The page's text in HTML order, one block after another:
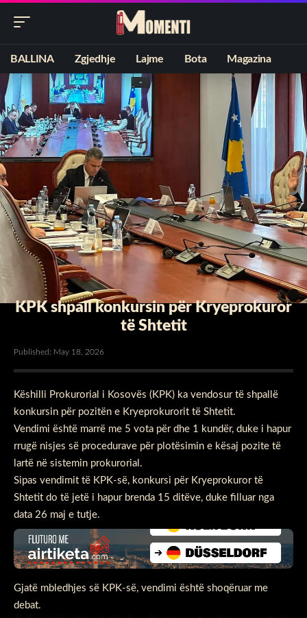
BALLINA Zgjedhje Lajme Bota Magazina
KPK shpall konkursin për Kryeprokuror
të Shtetit
Published: May 18, 2026
Këshilli Prokurorial i Kosovës (KPK) ka vendosur të shpallë
konkursin për pozitën e Kryeprokurorit të Shtetit.
Vendimi është marrë me 5 vota për dhe 1 kundër, duke i hapur
rrugë nisjes së procedurave për plotësimin e kësaj pozite të
lartë në sistemin prokurorial.
Sipas vendimit të KPK-së, konkursi për Kryeprokuror të
Shtetit do të jetë i hapur brenda 15 ditëve, duke filluar nga
data 26 maj e tutje.
Gjatë mbledhjes së KPK-së, vendimi është shoqëruar me
debat.